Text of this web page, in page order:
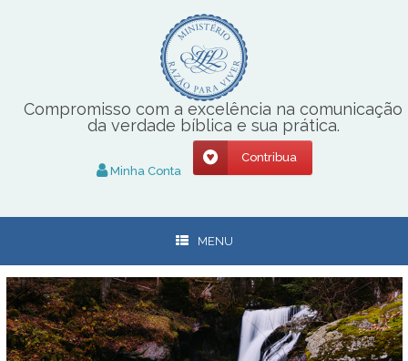
Compromisso com a excelência na comunicação
da verdade bíblica e sua prática.
Minha Conta
Contribua
MENU